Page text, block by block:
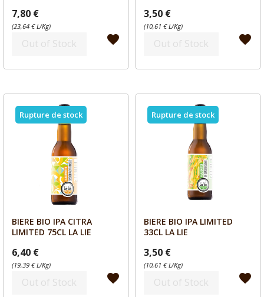
7,80 €
(23,64 € L/Kg)
Out of Stock favorite
3,50 €
(10,61 € L/Kg)
Out of Stock favorite
Aperçu
BIERE BIO IPA CITRA
LIMITED 75CL LA LIE
6,40 €
(19,39 € L/Kg)
Out of Stock favorite
Rupture de stock
Aperçu
BIERE BIO IPA LIMITED
33CL LA LIE
3,50 €
(10,61 € L/Kg)
Out of Stock favorite
Rupture de stock